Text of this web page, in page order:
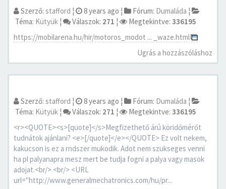
Szerző: stafford ¦ 8 years ago ¦ Fórum: Dumaláda ¦
Téma: Kütyük ¦ Válaszok: 271 ¦ Megtekintve: 336195
https://mobilarena.hu/hir/motoros_modot ... _waze.html
Ugrás a hozzászóláshoz
Szerző: stafford ¦ 8 years ago ¦ Fórum: Dumaláda ¦
Téma: Kütyük ¦ Válaszok: 271 ¦ Megtekintve: 336195
<r><QUOTE><s>[quote]</s>Megfizethető árú köridőmérőt
tudnátok ajánlani? <e>[/quote]</e></QUOTE> Ez volt nekem,
kakucson is ez a rndszer mukodik. Adot nem szukseges venni
ha pl palyanapra mesz mert be tudja fogni a palya vagy masok
adojat.<br/> <br/> <URL
url="http://www.generalmechatronics.com/hu/pr...